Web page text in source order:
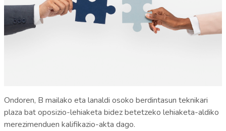
Ondoren, B mailako eta lanaldi osoko berdintasun teknikari
plaza bat oposizio-lehiaketa bidez betetzeko lehiaketa-aldiko
merezimenduen kalifikazio-akta dago.